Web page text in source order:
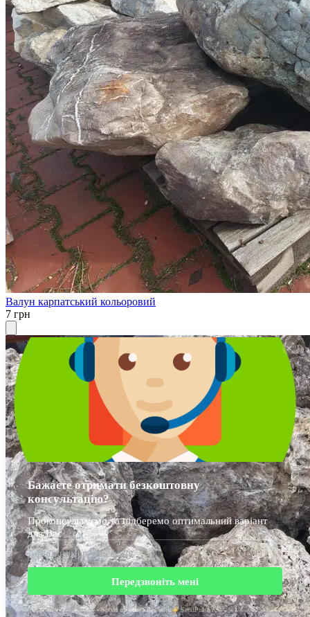
Валун карпатський кольоровий
7 грн